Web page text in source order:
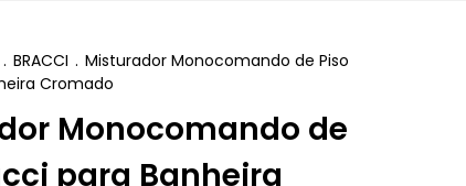
. BRACCI . Misturador Monocomando de Piso
Cromado
Monocomando de
para Banheira